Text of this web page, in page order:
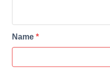
Name *